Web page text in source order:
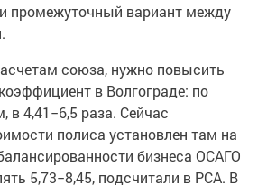
промежуточный вариант между
союза, нужно повысить
в Волгограде: по
4,41−6,5 раза. Сейчас
полиса установлен там на
бизнеса ОСАГО
5,73−8,45, подсчитали в РСА. В